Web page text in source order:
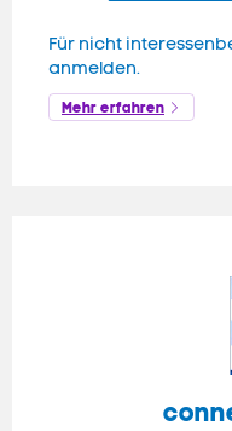
Für nicht
anmelden.
Mehr erfahren